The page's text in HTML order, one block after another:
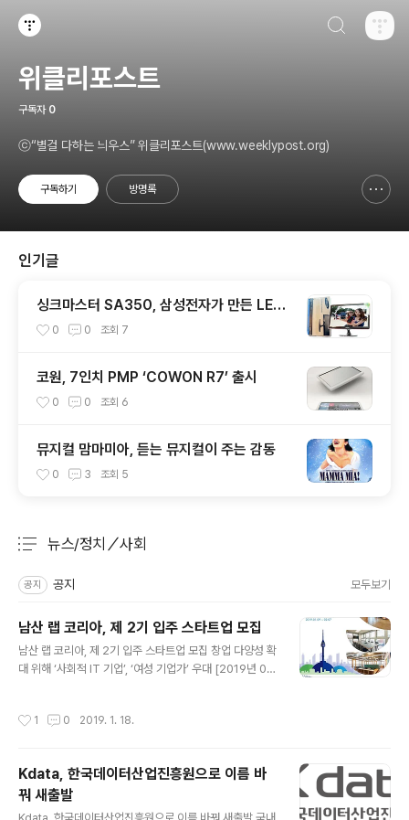
위클리포스트
구독자 0
ⓒ“별걸 다하는 늬우스” 위클리포스트(www.weeklypost.org)
구독하기 방명록
인기글
싱크마스터 SA350, 삼성전자가 만든 LED
광시야각 모니터
0 0 조회 7
코원, 7인치 PMP ‘COWON R7’ 출시
0 0 조회 6
뮤지컬 맘마미아, 듣는 뮤지컬이 주는 감동
0 3 조회 5
뉴스/정치／사회
공지 공지 모두보기
남산 랩 코리아, 제 2기 입주 스타트업 모집
남산 랩 코리아, 제 2기 입주 스타트업 모집 창업 다양성 확
대 위해 ‘사회적 IT 기업’, ‘여성 기업가’ 우대 [2019년 01
ea from Facebook, 이하 남산 랩)가 오는 3월부터 새
이 아닌 여성 기업가를 특별히 우대한다는 방침을 세운 것
으로 알려지면 편파 지원 정책에 논란의 불씨를 남겼다. 입
주 기업은 초기 단계 또는 설립 3년 이하의 스타트업을 대
1 0 2019. 1. 18.
Kdata, 한국데이터산업진흥원으로 이름 바
꿔 새출발